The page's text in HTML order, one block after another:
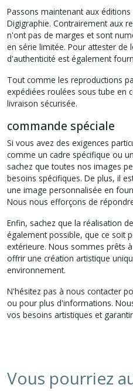
Passons maintenant aux
Digigraphie. Contrairement aux
n'ont pas de marges et sont
en série limitée. Pour attester de
d'authenticité est également
Tout comme les reproductions
expédiées roulées sous tube en
livraison sécurisée.
commande spéciale
Si vous avez des exigences
comme un cadre spécifique ou
sachez que toutes nos images
besoins spécifiques. De plus, il
une image personnalisée en
Nous nous efforçons de
Enfin, sachez que la réalisation
également possible, que ce soit
extérieure. Nous sommes prêts
offrir une création artistique
environnement.
N'hésitez pas à nous contacter
ou pour plus d'informations.
vos besoins artistiques et
Vous pourriez